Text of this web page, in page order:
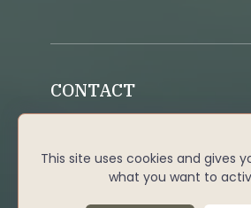
CONTACT
Aide
Contactez-nous
contact@wellbeingticket.com
This site uses cookies and gives
what you want to